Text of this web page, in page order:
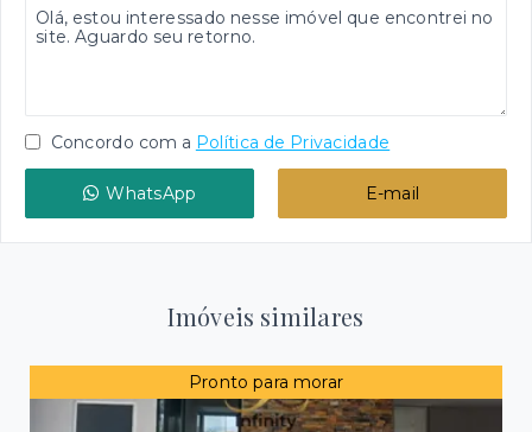
Concordo com a Política de Privacidade
WhatsApp E-mail
Imóveis similares
Pronto para morar